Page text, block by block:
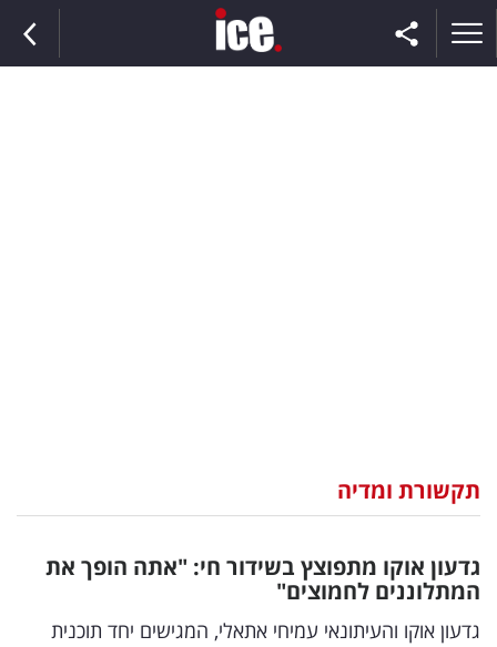
וצרכנות
דיגיטל
וטק
תקשורת ומדיה
גדעון אוקו מתפוצץ בשידור חי: "אתה הופך את
המתלוננים לחמוצים"
גדעון אוקו והעיתונאי עמיחי אתאלי, המגישים יחד תוכנית